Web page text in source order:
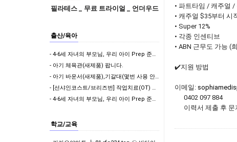
필라테스 _ 무료 트라이얼 _ 언더우드
출산/육아
- 4-6세 자녀의 부모님, 우리 아이 Prep 준비 되었나요? 자리가 몇게 남지 않았습니다.
- 아기 체육관(새제품) 팝니다.
- 아기 바운서(새제품),기갈대(몇번 사용 안힘)팝니다.
- [선샤인코스트/브리즈번] 작업치료(OT) 기반 세심한 일상생활 지원 & 아이 돌봄 (자차 …
- 4-6세 자녀의 부모님, 우리 아이 Prep 준비 되었나요?
학교/교육
• 파트타임 / 캐주얼 /
• 캐주얼 $35부터 시
• Super 12%
• 각종 인센티브
• ABN 근무도 가능 (
✔️지원 방법
이메일:
0402 097 884
이력서 제출 후 문